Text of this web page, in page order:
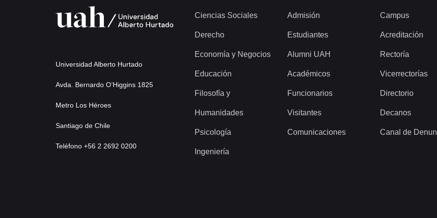
Universidad Alberto Hurtado
Avda. Bernardo O’Higgins 1825
Metro Los Héroes
Santiago de Chile
Teléfono +56 2 2692 0200
Ciencias Sociales
Derecho
Economía y Negocios
Educación
Filosofía y
Humanidades
Psicología
Ingeniería
Admisión
Estudiantes
Alumni UAH
Académicos
Funcionarios
Visitantes
Comunicaciones
Campus
Acreditación
Rectoría
Vicerrectorías
Directorio
Decanos
Canal de